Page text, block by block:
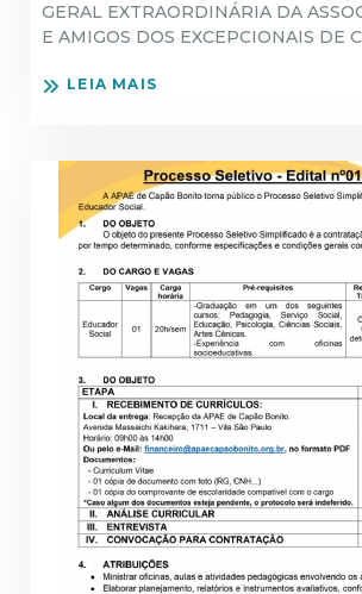
GERAL EXTRAORDINÁRIA DA
E AMIGOS DOS EXCEPCIONAIS DE
LEIA MAIS